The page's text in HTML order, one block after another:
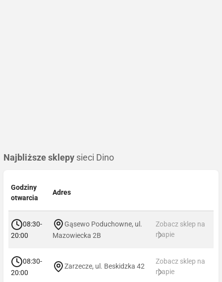
Najbliższe sklepy sieci Dino
Godziny
otwarcia
Adres
08:30-
20:00
Gąsewo Poduchowne, ul.
Mazowiecka 2B
Zobacz sklep na
mapie
08:30-
20:00
Zarzecze, ul. Beskidzka 42
Zobacz sklep na
mapie